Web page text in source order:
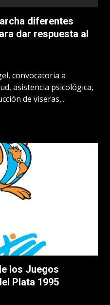
diferentes
dar respuesta al
convocatoria a
asistencia psicológica,
de viseras,...
los Juegos
Plata 1995